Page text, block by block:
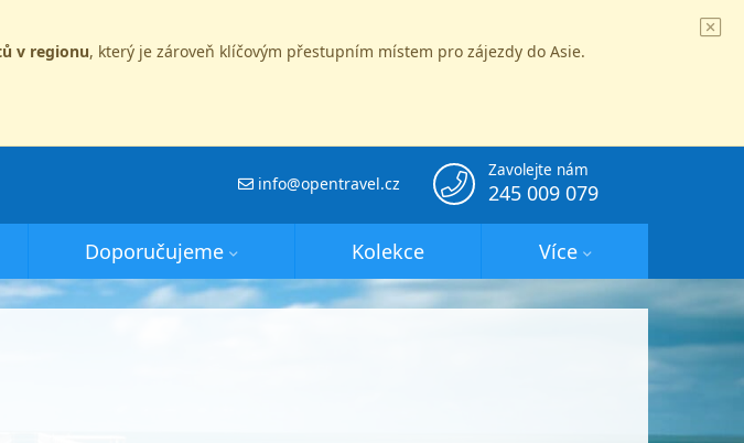
v regionu, který je zároveň klíčovým přestupním místem pro zájezdy do Asie.
Zavolejte nám
245 009 079
info@opentravel.cz
Doporučujeme Kolekce Více